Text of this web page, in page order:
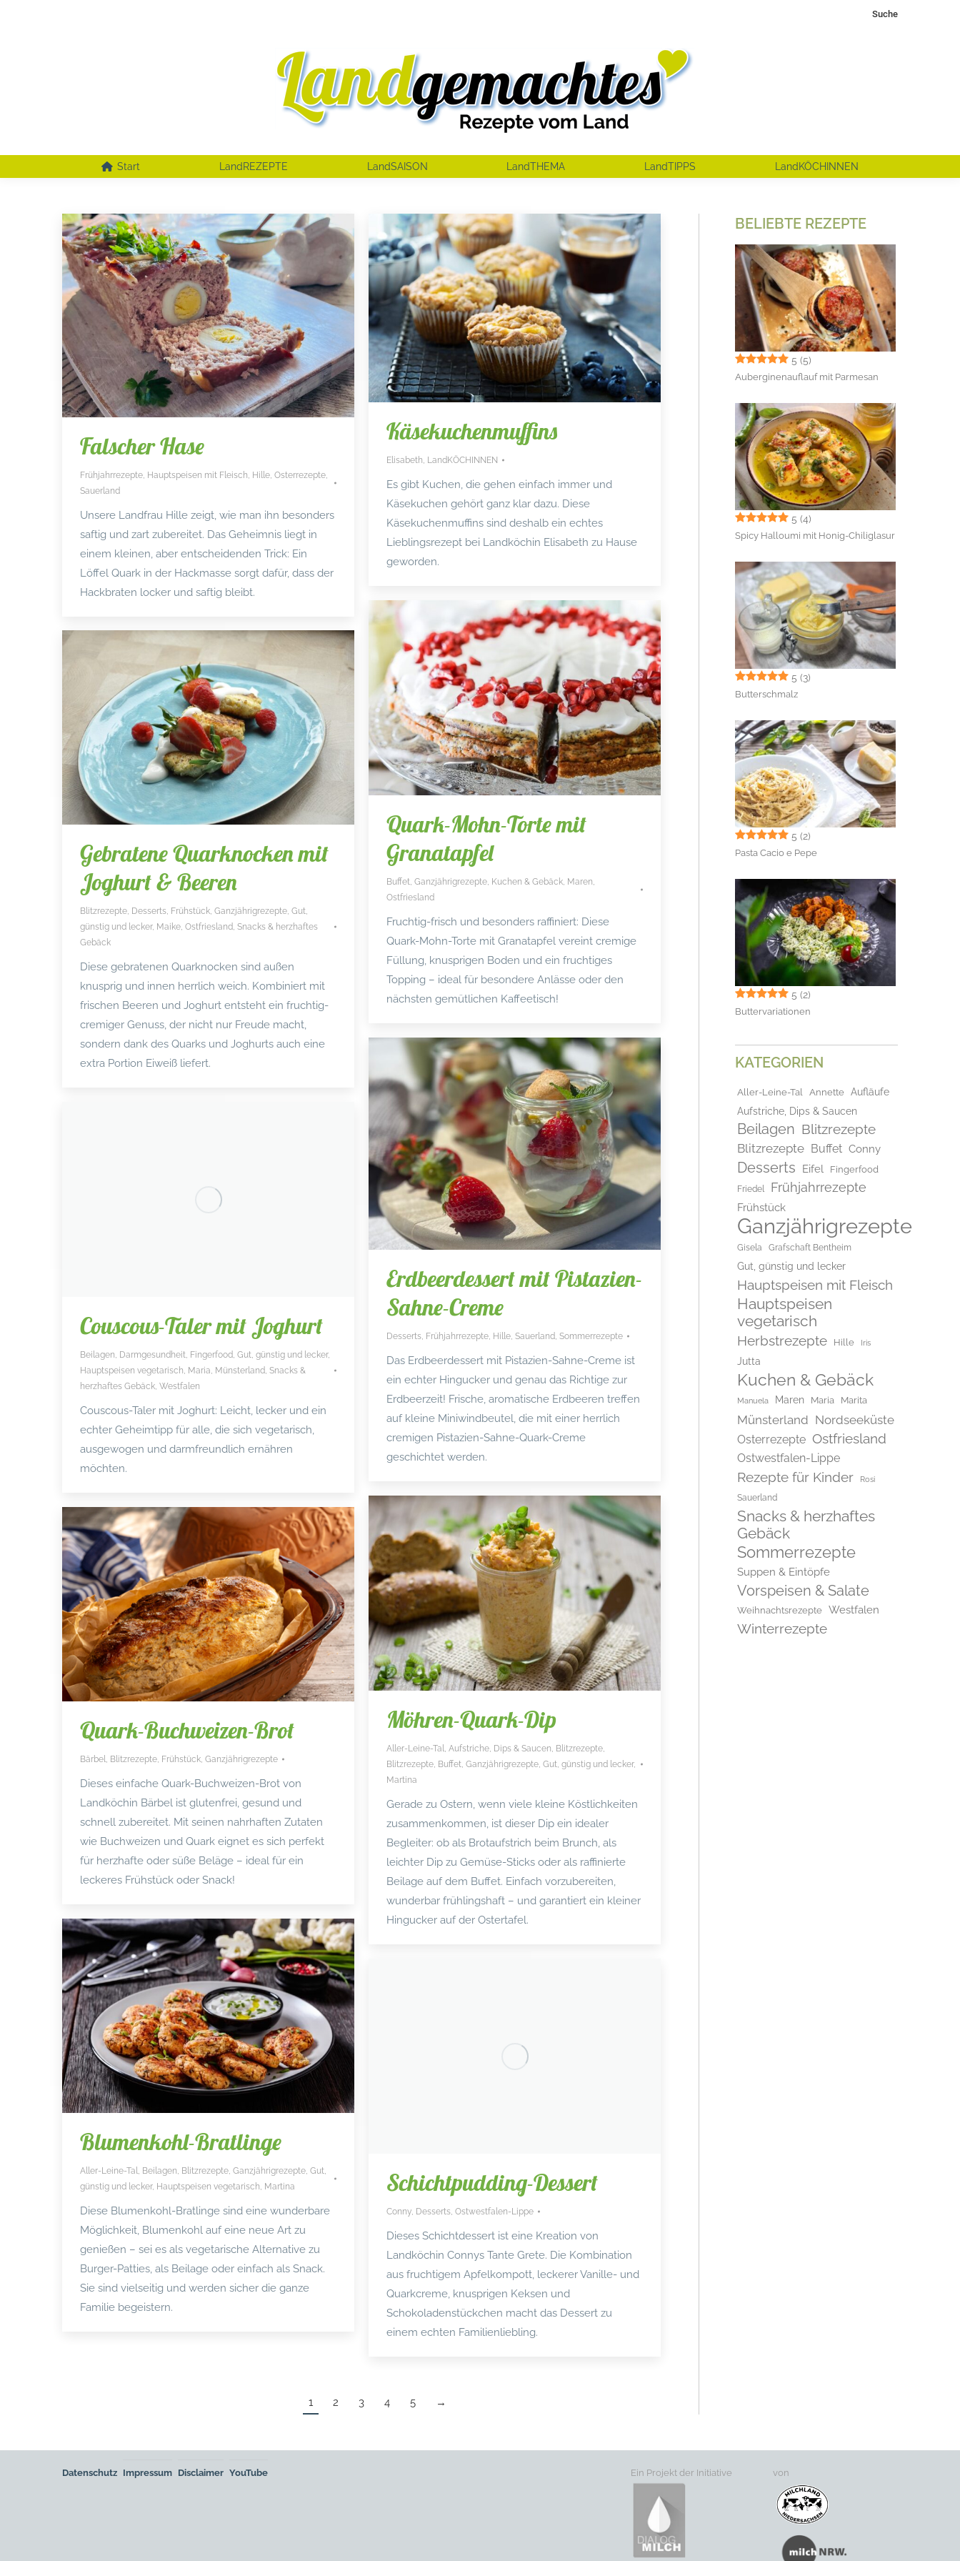
Search:
Suche
Start LandREZEPTE LandSAISON LandTHEMA LandTIPPS LandKÖCHINNEN
Falscher Hase
Frühjahrrezepte Hauptspeisen mit Fleisch Hille Osterrezepte
Sauerland
Unsere Landfrau Hille zeigt, wie man ihn besonders
saftig und zart zubereitet. Das Geheimnis liegt in
einem kleinen, aber entscheidenden Trick: Ein
Löffel Quark in der Hackmasse sorgt dafür, dass der
Hackbraten locker und saftig bleibt.
Käsekuchenmuffins
Elisabeth, LandKÖCHINNEN
Es gibt Kuchen, die gehen einfach immer und
Käsekuchen gehört ganz klar dazu. Diese
Käsekuchenmuffins sind deshalb ein echtes
Lieblingsrezept bei Landköchin Elisabeth zu Hause
geworden.
Quark-Mohn-Torte mit
Granatapfel
Buffet, Ganzjährigrezepte, Kuchen & Gebäck, Maren,
Ostfriesland
Fruchtig-frisch und besonders raffiniert: Diese
Quark-Mohn-Torte mit Granatapfel vereint cremige
Füllung, knusprigen Boden und ein fruchtiges
Topping – ideal für besondere Anlässe oder den
nächsten gemütlichen Kaffeetisch!
Gebratene Quarknocken mit
Joghurt & Beeren
Blitzrezepte Desserts Frühstück Ganzjährigrezepte Gut,
günstig und lecker, Maike Ostfriesland Snacks & herzhaftes
Gebäck
Diese gebratenen Quarknocken sind außen
knusprig und innen herrlich weich. Kombiniert mit
frischen Beeren und Joghurt entsteht ein fruchtig-
cremiger Genuss, der nicht nur Freude macht,
sondern dank des Quarks und Joghurts auch eine
extra Portion Eiweiß liefert.
Erdbeerdessert mit Pistazien-
Sahne-Creme
Desserts, Frühjahrrezepte, Hille, Sauerland, Sommerrezepte
Das Erdbeerdessert mit Pistazien-Sahne-Creme ist
ein echter Hingucker und genau das Richtige zur
Erdbeerzeit! Frische, aromatische Erdbeeren treffen
auf kleine Miniwindbeutel, die mit einer herrlich
cremigen Pistazien-Sahne-Quark-Creme
geschichtet werden.
Couscous-Taler mit Joghurt
Beilagen, Darmgesundheit, Fingerfood, Gut, günstig und lecker,
Hauptspeisen vegetarisch, Maria, Münsterland, Snacks &
herzhaftes Gebäck, Westfalen
Couscous-Taler mit Joghurt: Leicht, lecker und ein
echter Geheimtipp für alle, die sich vegetarisch,
ausgewogen und darmfreundlich ernähren
möchten.
Möhren-Quark-Dip
Aller-Leine-Tal, Aufstriche, Dips & Saucen, Blitzrezepte,
Blitzrezepte, Buffet, Ganzjährigrezepte, Gut, günstig und lecker,
Martina
Gerade zu Ostern, wenn viele kleine Köstlichkeiten
zusammenkommen, ist dieser Dip ein idealer
Begleiter: ob als Brotaufstrich beim Brunch, als
leichter Dip zu Gemüse-Sticks oder als raffinierte
Beilage auf dem Buffet. Einfach vorzubereiten,
wunderbar frühlingshaft – und garantiert ein kleiner
Hingucker auf der Ostertafel.
Quark-Buchweizen-Brot
Bärbel, Blitzrezepte, Frühstück, Ganzjährigrezepte
Dieses einfache Quark-Buchweizen-Brot von
Landköchin Bärbel ist glutenfrei, gesund und
schnell zubereitet. Mit seinen nahrhaften Zutaten
wie Buchweizen und Quark eignet es sich perfekt
für herzhafte oder süße Beläge – ideal für ein
leckeres Frühstück oder Snack!
Blumenkohl-Bratlinge
Aller-Leine-Tal Beilagen Blitzrezepte Ganzjährigrezepte Gut,
günstig und lecker, Hauptspeisen vegetarisch Martina
Diese Blumenkohl-Bratlinge sind eine wunderbare
Möglichkeit, Blumenkohl auf eine neue Art zu
genießen – sei es als vegetarische Alternative zu
Burger-Patties, als Beilage oder einfach als Snack.
Sie sind vielseitig und werden sicher die ganze
Familie begeistern.
Schichtpudding-Dessert
Conny, Desserts, Ostwestfalen-Lippe
Dieses Schichtdessert ist eine Kreation von
Landköchin Connys Tante Grete. Die Kombination
aus fruchtigem Apfelkompott, leckerer Vanille- und
Quarkcreme, knusprigen Keksen und
Schokoladenstückchen macht das Dessert zu
einem echten Familienliebling.
1 2 3 4 5 →
BELIEBTE REZEPTE
5 (5)
Auberginenauflauf mit Parmesan
5 (4)
Spicy Halloumi mit Honig-Chiliglasur
5 (3)
Butterschmalz
5 (2)
Pasta Cacio e Pepe
5 (2)
Buttervariationen
KATEGORIEN
Aller-Leine-Tal Annette
Aufläufe
Aufstriche, Dips & Saucen
Beilagen Blitzrezepte
Blitzrezepte Buffet Conny
Desserts Eifel Fingerfood
Friedel Frühjahrrezepte
Frühstück
Ganzjährigrezepte
Gisela Grafschaft Bentheim
Gut, günstig und lecker
Hauptspeisen mit Fleisch
Hauptspeisen
vegetarisch
Herbstrezepte Hille Iris
Jutta
Kuchen & Gebäck
Manuela Maren Maria Marita
Münsterland Nordseeküste
Osterrezepte Ostfriesland
Ostwestfalen-Lippe
Rezepte für Kinder
Rosi
Sauerland
Snacks & herzhaftes
Gebäck
Sommerrezepte
Suppen & Eintöpfe
Vorspeisen & Salate
Weihnachtsrezepte Westfalen
Winterrezepte
Datenschutz Impressum Disclaimer YouTube Ein Projekt der Initiative von